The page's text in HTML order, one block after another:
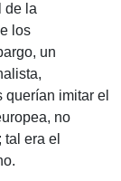
de la
los
un
imitar el
no
tal era el